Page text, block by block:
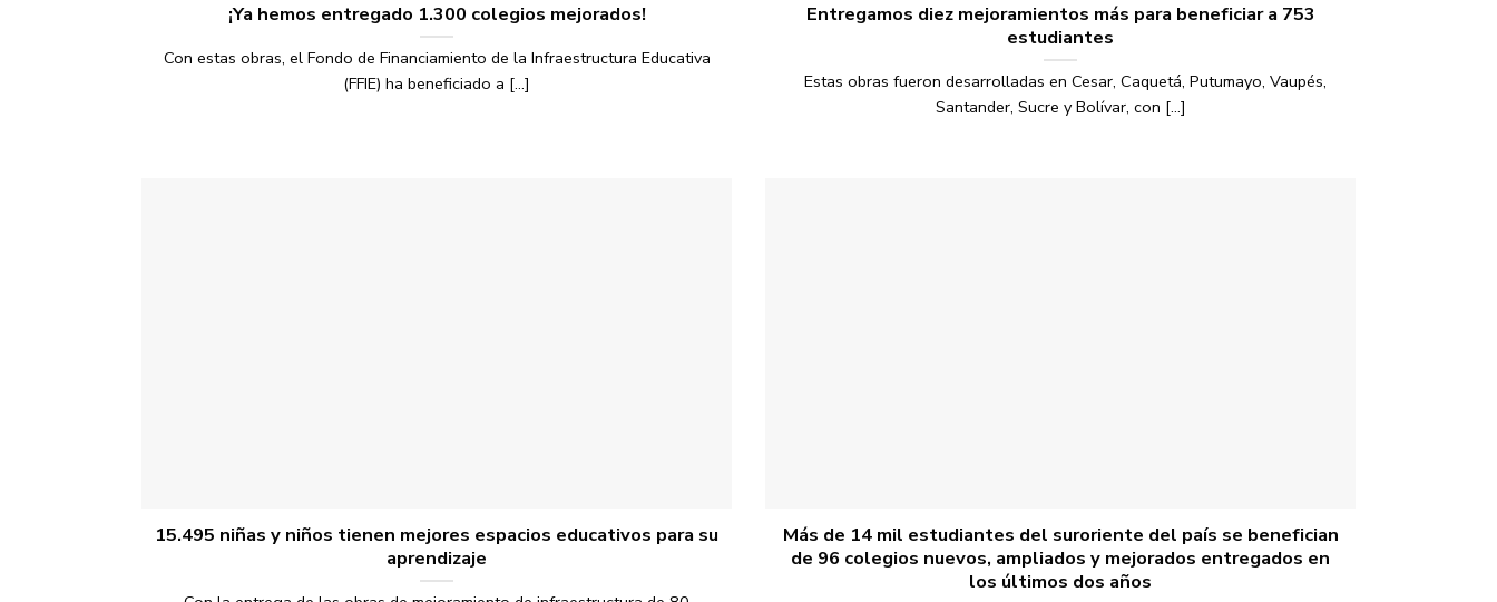
¡Ya hemos entregado 1.300 colegios mejorados!
Con estas obras, el Fondo de Financiamiento de la Infraestructura Educativa
(FFIE) ha beneficiado a [...]
Entregamos diez mejoramientos más para beneficiar a 753
estudiantes
Estas obras fueron desarrolladas en Cesar, Caquetá, Putumayo, Vaupés,
Santander, Sucre y Bolívar, con [...]
15.495 niñas y niños tienen mejores espacios educativos para su
aprendizaje
Más de 14 mil estudiantes del suroriente del país se benefician
de 96 colegios nuevos, ampliados y mejorados entregados en
los últimos dos años